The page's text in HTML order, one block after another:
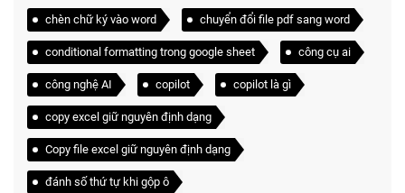
chèn chữ ký vào word chuyển đổi file pdf sang word
conditional formatting trong google sheet công cụ ai
công nghệ AI copilot copilot là gì
copy excel giữ nguyên định dạng
Copy file excel giữ nguyên định dạng
đánh số thứ tự khi gộp ô